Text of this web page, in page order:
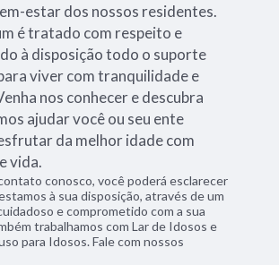
estar dos nossos residentes.
é tratado com respeito e
à disposição todo o suporte
viver com tranquilidade e
nos conhecer e descubra
ajudar você ou seu ente
da melhor idade com
vida.
conosco, você poderá esclarecer
à sua disposição, através de um
e comprometido com a sua
trabalhamos com Lar de Idosos e
para Idosos. Fale com nossos